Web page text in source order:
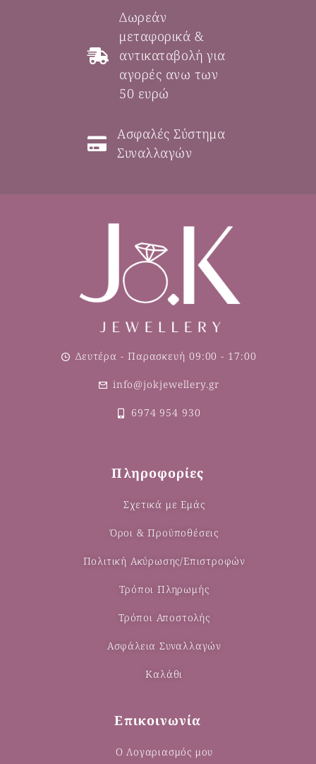
Δωρεάν
μεταφορικά &
αντικαταβολή για
αγορές ανω των
50 ευρώ
Ασφαλές Σύστημα
Συναλλαγών
Δευτέρα - Παρασκευή 09:00 - 17:00
info@jokjewellery.gr
6974 954 930
Πληροφορίες
Σχετικά με Εμάς
Όροι & Προϋποθέσεις
Πολιτική Ακύρωσης/Επιστροφών
Τρόποι Πληρωμής
Τρόποι Αποστολής
Ασφάλεια Συναλλαγών
Καλάθι
Επικοινωνία
Ο Λογαριασμός μου